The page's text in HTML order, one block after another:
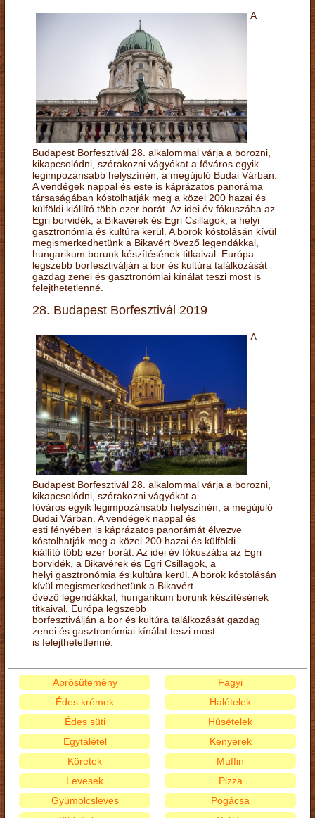
A
Budapest Borfesztivál 28. alkalommal várja a borozni,
kikapcsolódni, szórakozni vágyókat a főváros egyik
legimpozánsabb helyszínén, a megújuló Budai Várban.
A vendégek nappal és este is káprázatos panoráma
társaságában kóstolhatják meg a közel 200 hazai és
külföldi kiállító több ezer borát. Az idei év fókuszába az
Egri borvidék, a Bikavérek és Egri Csillagok, a helyi
gasztronómia és kultúra kerül. A borok kóstolásán kívül
megismerkedhetünk a Bikavért övező legendákkal,
hungarikum borunk készítésének titkaival. Európa
legszebb borfesztiválján a bor és kultúra találkozását
gazdag zenei és gasztronómiai kínálat teszi most is
felejthetetlenné.
28. Budapest Borfesztivál 2019
A
Budapest Borfesztivál 28. alkalommal várja a borozni,
kikapcsolódni, szórakozni vágyókat a
főváros egyik legimpozánsabb helyszínén, a megújuló
Budai Várban. A vendégek nappal és
esti fényében is káprázatos panorámát élvezve
kóstolhatják meg a közel 200 hazai és külföldi
kiállító több ezer borát. Az idei év fókuszába az Egri
borvidék, a Bikavérek és Egri Csillagok, a
helyi gasztronómia és kultúra kerül. A borok kóstolásán
kívül megismerkedhetünk a Bikavért
övező legendákkal, hungarikum borunk készítésének
titkaival. Európa legszebb
borfesztiválján a bor és kultúra találkozását gazdag
zenei és gasztronómiai kínálat teszi most
is felejthetetlenné.
Aprósütemény
Édes krémek
Édes süti
Egytálétel
Fagyi
Halételek
Húsételek
Kenyerek
Köretek
Levesek
Gyümölcsleves
Muffin
Pizza
Pogácsa